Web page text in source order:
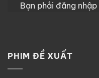
Bạn phải đăng nhập
PHIM ĐỀ XUẤT